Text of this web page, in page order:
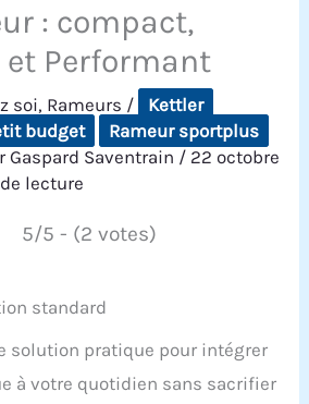
: compact,
Performant
soi, Rameurs /
Kettler
budget
Rameur sportplus
Gaspard Saventrain / 22 octobre
lecture
5/5 - (2 votes)
solution pratique pour intégrer
à votre quotidien sans sacrifier